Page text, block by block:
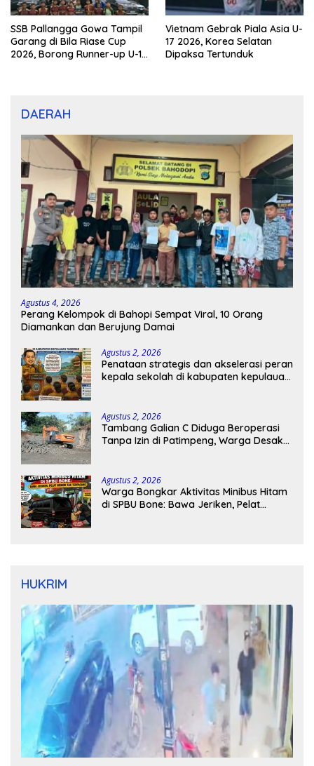
SSB Pallangga Gowa Tampil
Garang di Bila Riase Cup
2026, Borong Runner-up U-10
Vietnam Gebrak Piala Asia U-
17 2026, Korea Selatan
Dipaksa Tertunduk
DAERAH
Agustus 4, 2026
Perang Kelompok di Bahopi Sempat Viral, 10 Orang
Diamankan dan Berujung Damai
Agustus 2, 2026
Penataan strategis dan akselerasi peran
kepala sekolah di kabupaten kepulauan
Agustus 2, 2026
Tambang Galian C Diduga Beroperasi
Tanpa Izin di Patimpeng, Warga Desak
Agustus 2, 2026
Warga Bongkar Aktivitas Minibus Hitam
di SPBU Bone: Bawa Jeriken, Pelat
HUKRIM